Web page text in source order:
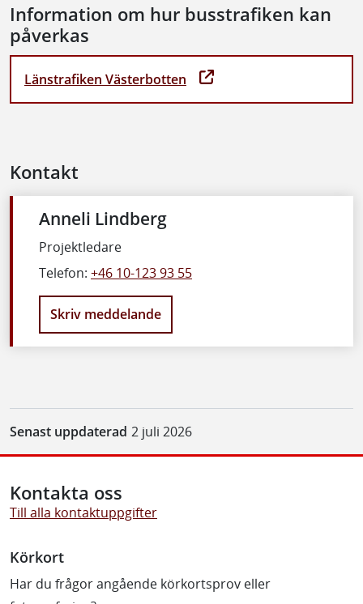
Information om hur busstrafiken kan
påverkas
Länstrafiken Västerbotten
Kontakt
Anneli Lindberg
Projektledare
Telefon: +46 10-123 93 55
Skriv meddelande
Senast uppdaterad 2 juli 2026
Kontakta oss
Till alla kontaktuppgifter
Körkort
Har du frågor angående körkortsprov eller